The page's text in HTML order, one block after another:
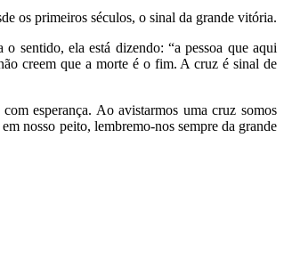
os primeiros séculos, o sinal da grande vitória.
sentido, ela está dizendo: “a pessoa que aqui
creem que a morte é o fim. A cruz é sinal de
esperança. Ao avistarmos uma cruz somos
nosso peito, lembremo-nos sempre da grande